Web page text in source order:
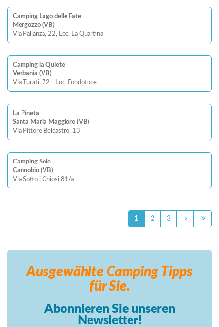
Camping Lago delle Fate
Mergozzo (VB)
Via Pallanza, 22, Loc. La Quartina
Camping la Quiete
Verbania (VB)
Via Turati, 72 - Loc. Fondotoce
La Pineta
Santa Maria Maggiore (VB)
Via Pittore Belcastro, 13
Camping Sole
Cannobio (VB)
Via Sotto i Chiosi 81/a
1 2 3
Ausgewählte Camping Tipps
für Sie.
Abonnieren Sie unseren
Newsletter!